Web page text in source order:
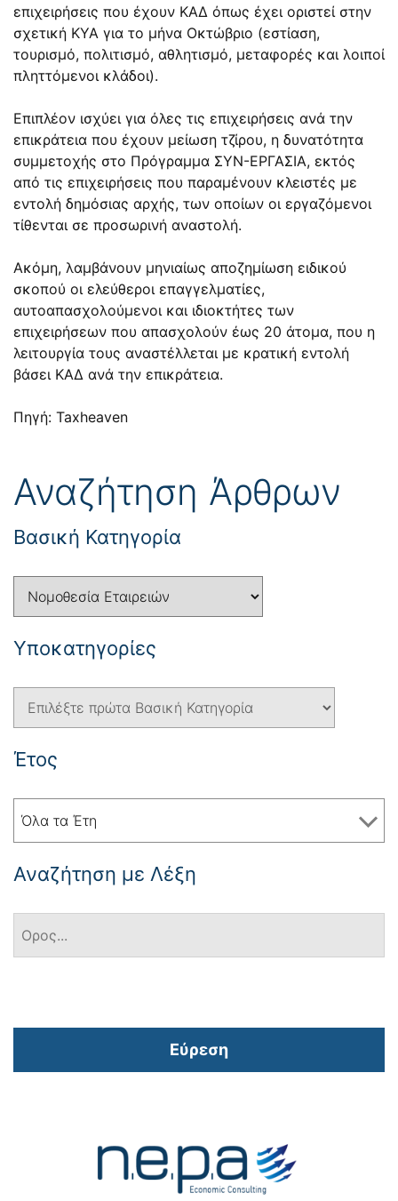
επιχειρήσεις που έχουν ΚΑΔ όπως έχει οριστεί στην
σχετική ΚΥΑ για το μήνα Οκτώβριο (εστίαση,
τουρισμό, πολιτισμό, αθλητισμό, μεταφορές και λοιποί
πληττόμενοι κλάδοι).
Επιπλέον ισχύει για όλες τις επιχειρήσεις ανά την
επικράτεια που έχουν μείωση τζίρου, η δυνατότητα
συμμετοχής στο Πρόγραμμα ΣΥΝ-ΕΡΓΑΣΙΑ, εκτός
από τις επιχειρήσεις που παραμένουν κλειστές με
εντολή δημόσιας αρχής, των οποίων οι εργαζόμενοι
τίθενται σε προσωρινή αναστολή.
Ακόμη, λαμβάνουν μηνιαίως αποζημίωση ειδικού
σκοπού οι ελεύθεροι επαγγελματίες,
αυτοαπασχολούμενοι και ιδιοκτήτες των
επιχειρήσεων που απασχολούν έως 20 άτομα, που η
λειτουργία τους αναστέλλεται με κρατική εντολή
βάσει ΚΑΔ ανά την επικράτεια.
Πηγή: Taxheaven
Αναζήτηση Άρθρων
Βασική Κατηγορία
Yποκατηγορίες
Έτος
Όλα τα Έτη
Αναζήτηση με Λέξη
Εύρεση